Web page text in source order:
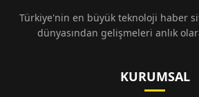
Türkiye'nin en büyük teknoloji haber
dünyasından gelişmeleri anlık
KURUMSAL